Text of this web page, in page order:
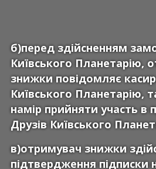
б)перед здійсненням
Київського Планетарію,
знижки повідомляє
Київського Планетарію,
намір прийняти участь в
Друзів Київського
в)отримувач знижки
підтвердження підписки